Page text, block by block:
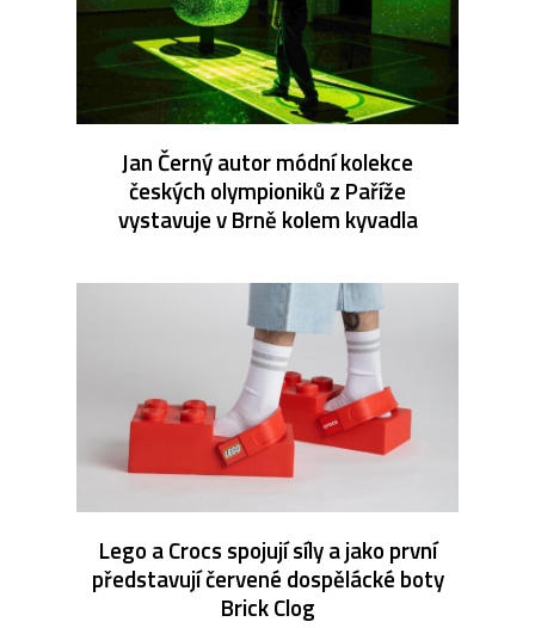
Jan Černý autor módní kolekce
českých olympioniků z Paříže
vystavuje v Brně kolem kyvadla
Lego a Crocs spojují síly a jako první
představují červené dospělácké boty
Brick Clog